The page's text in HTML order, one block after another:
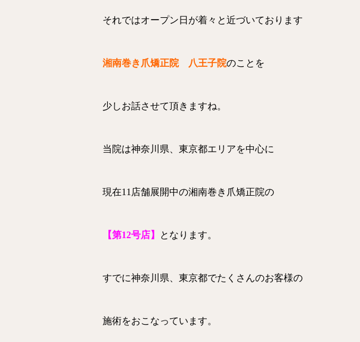
それではオープン日が着々と近づいております
湘南巻き爪矯正院 八王子院のことを
少しお話させて頂きますね。
当院は神奈川県、東京都エリアを中心に
現在11店舗展開中の湘南巻き爪矯正院の
【第12号店】 となります。
すでに神奈川県、東京都でたくさんのお客様の
施術をおこなっています。